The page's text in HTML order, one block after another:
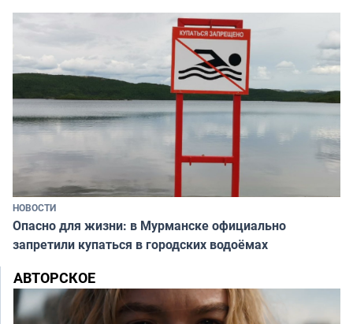
НОВОСТИ
Опасно для жизни: в Мурманске официально
запретили купаться в городских водоёмах
АВТОРСКОЕ